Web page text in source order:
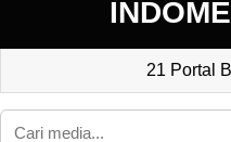
21 Portal